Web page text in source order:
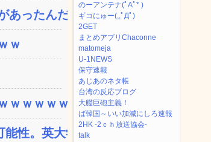
あったんだ...
ｗ
ｗｗｗｗｗｗ...
性。英大学の...
のーアンテナ(ﾟAﾟ* )
ギコにゅー(,,ﾟДﾟ)
2GET
まとめアプリChaconne
matomeja
U-1NEWS
保守速報
あじあのネタ帳
台湾の反応ブログ
大艦巨砲主義！
ば韓国～いい加減にしろ速報
2HK -2ｃｈ放送協会-
talk